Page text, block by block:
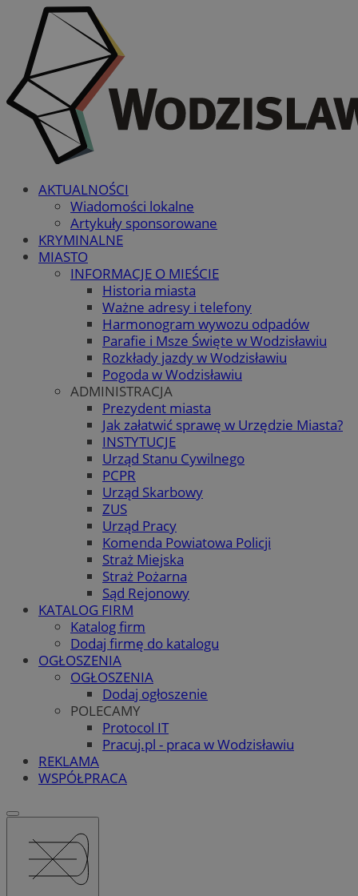
AKTUALNOŚCI
Wiadomości lokalne
Artykuły sponsorowane
KRYMINALNE
MIASTO
INFORMACJE O MIEŚCIE
Historia miasta
Ważne adresy i telefony
Harmonogram wywozu odpadów
Parafie i Msze Święte w Wodzisławiu
Rozkłady jazdy w Wodzisławiu
Pogoda w Wodzisławiu
ADMINISTRACJA
Prezydent miasta
Jak załatwić sprawę w Urzędzie Miasta?
INSTYTUCJE
Urząd Stanu Cywilnego
PCPR
Urząd Skarbowy
ZUS
Urząd Pracy
Komenda Powiatowa Policji
Straż Miejska
Straż Pożarna
Sąd Rejonowy
KATALOG FIRM
Katalog firm
Dodaj firmę do katalogu
OGŁOSZENIA
OGŁOSZENIA
Dodaj ogłoszenie
POLECAMY
Protocol IT
Pracuj.pl - praca w Wodzisławiu
REKLAMA
WSPÓŁPRACA